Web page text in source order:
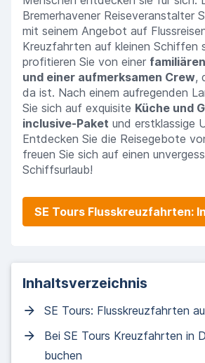
Bremerhavener Reiseveranstalter
mit seinem Angebot auf
Kreuzfahrten auf kleinen Schiffen
profitieren Sie von einer
und einer aufmerksamen Crew,
da ist. Nach einem aufregenden
Sie sich auf exquisite Küche und
inclusive-Paket und erstklassige
Entdecken Sie die Reisegebote
freuen Sie sich auf einen
Schiffsurlaub!
SE Tours Flusskreuzfahrten:
Inhaltsverzeichnis
SE Tours: Flusskreuzfahrten
Bei SE Tours Kreuzfahrten in
buchen